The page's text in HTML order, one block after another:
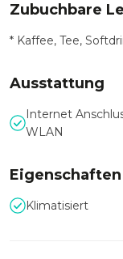
Zubuchbare
* Kaffee, Tee,
Ausstattung
Internet
WLAN
Eigenschaften
Klimatisiert